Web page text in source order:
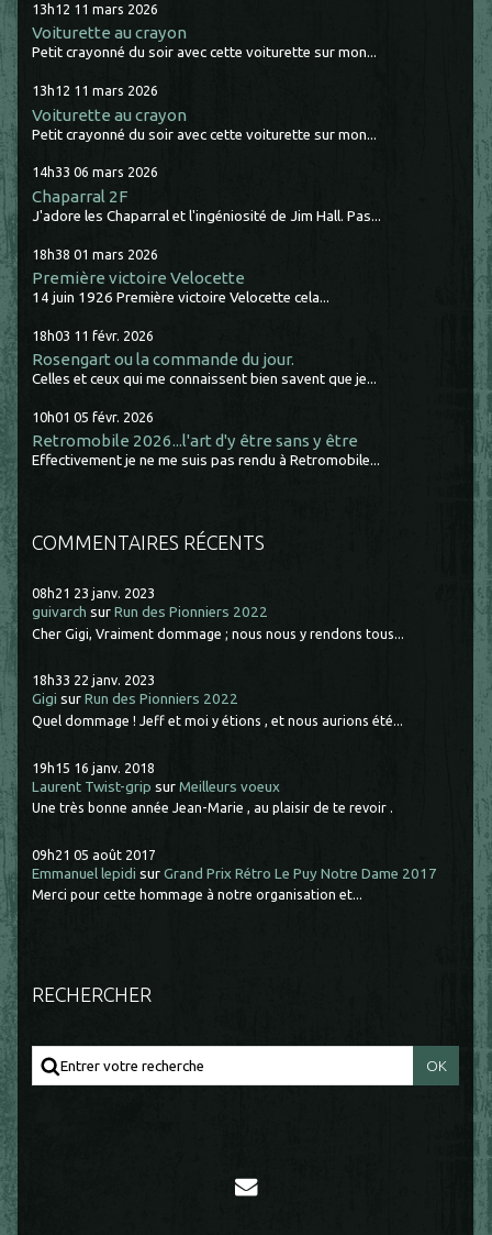
13h12 11 mars 2026
Voiturette au crayon
Petit crayonné du soir avec cette voiturette sur mon...
13h12 11 mars 2026
Voiturette au crayon
Petit crayonné du soir avec cette voiturette sur mon...
14h33 06 mars 2026
Chaparral 2F
J'adore les Chaparral et l'ingéniosité de Jim Hall. Pas...
18h38 01 mars 2026
Première victoire Velocette
14 juin 1926 Première victoire Velocette cela...
18h03 11 févr. 2026
Rosengart ou la commande du jour.
Celles et ceux qui me connaissent bien savent que je...
10h01 05 févr. 2026
Retromobile 2026...l'art d'y être sans y être
Effectivement je ne me suis pas rendu à Retromobile...
COMMENTAIRES RÉCENTS
08h21 23 janv. 2023
guivarch surRun des Pionniers 2022
Cher Gigi, Vraiment dommage ; nous nous y rendons tous...
18h33 22 janv. 2023
Gigi surRun des Pionniers 2022
Quel dommage ! Jeff et moi y étions , et nous aurions été...
19h15 16 janv. 2018
Laurent Twist-grip surMeilleurs voeux
Une très bonne année Jean-Marie , au plaisir de te revoir .
09h21 05 août 2017
Emmanuel lepidi surGrand Prix Rétro Le Puy Notre Dame 2017
Merci pour cette hommage à notre organisation et...
RECHERCHER